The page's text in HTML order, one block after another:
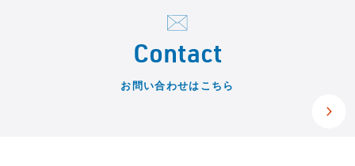
Contact
お問い合わせはこちら